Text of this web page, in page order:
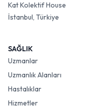
Kat Kolektif House
İstanbul, Türkiye
SAĞLIK
Uzmanlar
Uzmanlık Alanları
Hastalıklar
Hizmetler